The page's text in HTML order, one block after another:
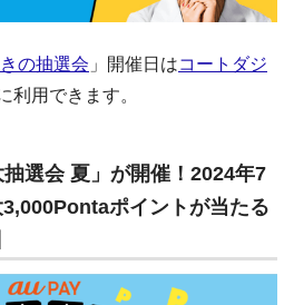
の抽選会 」開催日はコートダジ
利用できます。
抽選会 夏」が開催！2024年7
ポイントが当たる